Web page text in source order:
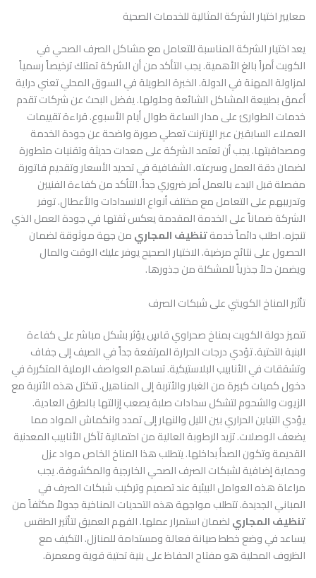
معايير اختيار الشركة المثالية للخدمات الصحية
يعد اختيار الشركة المناسبة للتعامل مع مشاكل الصرف الصحي في
الكويت أمراً بالغ الأهمية. يجب التأكد من أن الشركة تمتلك ترخيصاً رسمياً
لمزاولة المهنة في الدولة. الخبرة الطويلة في السوق المحلي تعني دراية
أعمق بطبيعة المشاكل الشائعة وحلولها. يفضل البحث عن شركات تقدم
خدمات الطوارئ على مدار الساعة طوال أيام الأسبوع. قراءة تقييمات
العملاء السابقين عبر الإنترنت تعطي صورة واضحة عن جودة الخدمة
ومصداقيتها. يجب أن تعتمد الشركة على معدات حديثة وتقنيات متطورة
لضمان دقة العمل وسرعته. الشفافية في تحديد الأسعار وتقديم فاتورة
مفصلة قبل البدء بالعمل أمر ضروري جداً. التأكد من كفاءة الفنيين
وتدريبهم على التعامل مع مختلف أنواع الانسدادات والأعطال. توفر
الشركة ضماناً على الخدمة المقدمة يعكس ثقتها في جودة العمل الذي
تنجزه. اطلب دائماً خدمةتنظيف المجاريمن جهة موثوقة لضمان
الحصول على نتائج مرضية. الاختيار الصحيح يوفر عليك الوقت والمال
ويضمن حلاً جذرياً للمشكلة من جذورها.
تأثير المناخ الكويتي على شبكات الصرف
تتميز دولة الكويت بمناخ صحراوي قاسٍ يؤثر بشكل مباشر على كفاءة
البنية التحتية. تؤدي درجات الحرارة المرتفعة جداً في الصيف إلى جفاف
وتشققات في الأنابيب البلاستيكية. تساهم العواصف الرملية المتكررة في
دخول كميات كبيرة من الغبار والأتربة إلى المناهيل. تتكتل هذه الأتربة مع
الزيوت والشحوم لتشكل سدادات صلبة يصعب إزالتها بالطرق العادية.
يؤدي التباين الحراري بين الليل والنهار إلى تمدد وانكماش المواد مما
يضعف الوصلات. تزيد الرطوبة العالية من احتمالية تآكل الأنابيب المعدنية
القديمة وتكون الصدأ بداخلها. يتطلب هذا المناخ الخاص مواد عزل
وحماية إضافية لشبكات الصرف الصحي الخارجية والمكشوفة. يجب
مراعاة هذه العوامل البيئية عند تصميم وتركيب شبكات الصرف في
المباني الجديدة. تتطلب مواجهة هذه التحديات المناخية جدولاً مكثفاً من
تنظيف المجاريلضمان استمرار عملها. الفهم العميق لتأثير الطقس
يساعد في وضع خطط صيانة فعالة ومستدامة للمنازل. التكيف مع
الظروف المحلية هو مفتاح الحفاظ على بنية تحتية قوية ومعمرة.